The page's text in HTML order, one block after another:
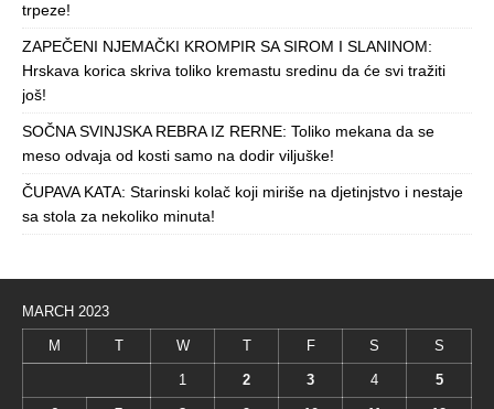
trpeze!
ZAPEČENI NJEMAČKI KROMPIR SA SIROM I SLANINOM:
Hrskava korica skriva toliko kremastu sredinu da će svi tražiti
još!
SOČNA SVINJSKA REBRA IZ RERNE: Toliko mekana da se
meso odvaja od kosti samo na dodir viljuške!
ČUPAVA KATA: Starinski kolač koji miriše na djetinjstvo i nestaje
sa stola za nekoliko minuta!
MARCH 2023
M T W T F S S
1 2 3 4 5